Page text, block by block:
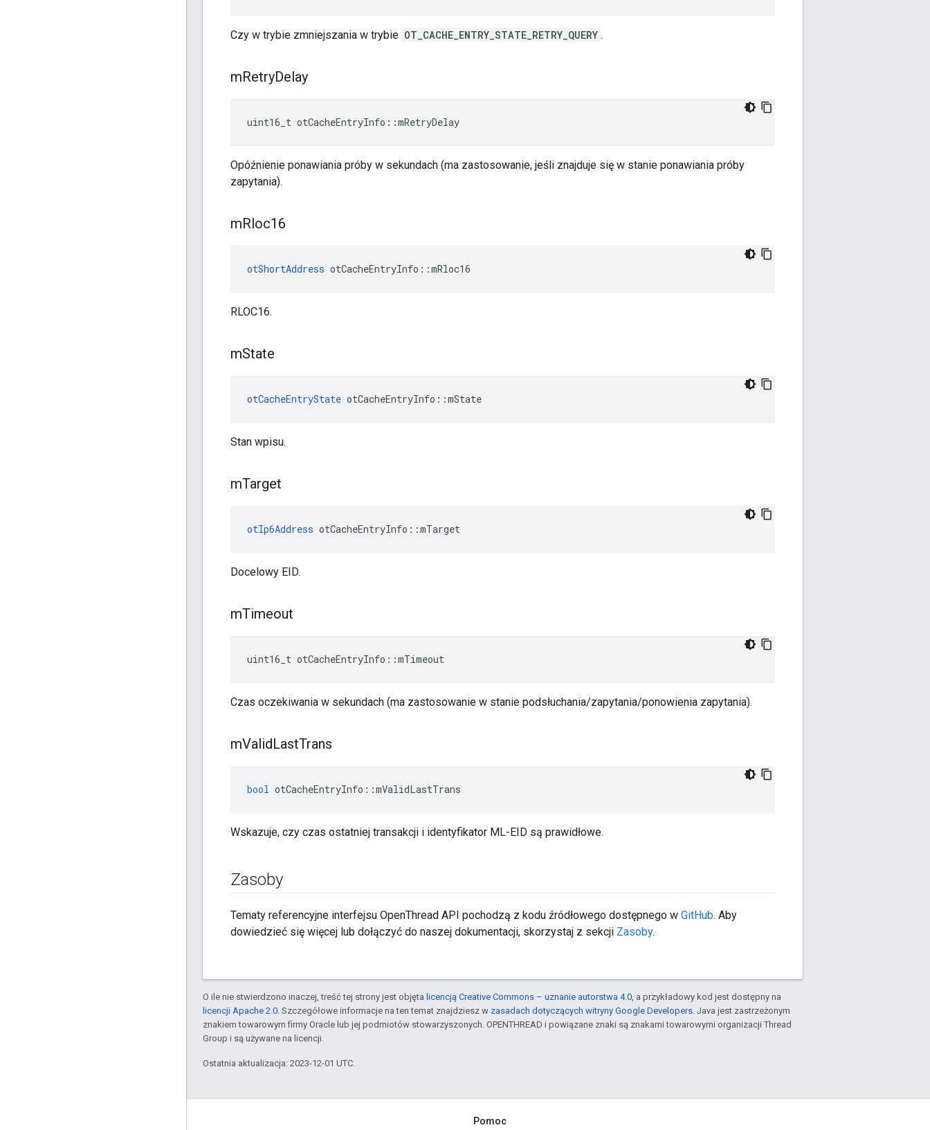
Czy w trybie zmniejszania w trybie OT_CACHE_ENTRY_STATE_RETRY_QUERY .
mRetryDelay
uint16_t otCacheEntryInfo ::mRetryDelay
Opóźnienie ponawiania próby w sekundach (ma zastosowanie, jeśli znajduje się w stanie ponawiania próby
zapytania).
mRloc16
otShortAddress otCacheEntryInfo ::mRloc16
RLOC16.
mState
otCacheEntryState otCacheEntryInfo ::mState
Stan wpisu.
mTarget
otIp6Address otCacheEntryInfo ::mTarget
Docelowy EID.
mTimeout
uint16_t otCacheEntryInfo ::mTimeout
Czas oczekiwania w sekundach (ma zastosowanie w stanie podsłuchania/zapytania/ponowienia zapytania).
mValidLastTrans
bool otCacheEntryInfo ::mValidLastTrans
Wskazuje, czy czas ostatniej transakcji i identyfikator ML-EID są prawidłowe.
Zasoby
Tematy referencyjne interfejsu OpenThread API pochodzą z kodu źródłowego dostępnego w GitHub. Aby
dowiedzieć się więcej lub dołączyć do naszej dokumentacji, skorzystaj z sekcji Zasoby.
O ile nie stwierdzono inaczej, treść tej strony jest objęta licencją Creative Commons – uznanie autorstwa 4.0, a przykładowy kod jest dostępny na
licencji Apache 2.0. Szczegółowe informacje na ten temat znajdziesz w zasadach dotyczących witryny Google Developers. Java jest zastrzeżonym
znakiem towarowym firmy Oracle lub jej podmiotów stowarzyszonych. OPENTHREAD i powiązane znaki są znakami towarowymi organizacji Thread
Group i są używane na licencji.
Ostatnia aktualizacja: 2023-12-01 UTC.
Pomoc